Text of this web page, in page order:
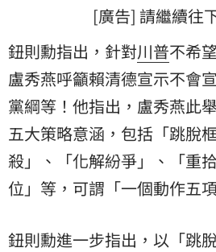
[廣告] 請繼續往
鈕則勳指出，針對川普不希
盧秀燕呼籲賴清德宣示不會
黨綱等！他指出，盧秀燕此
五大策略意涵，包括「跳脫
殺」、「化解紛爭」、「重
位」等，可謂「一個動作五
鈕則勳進一步指出，以「跳